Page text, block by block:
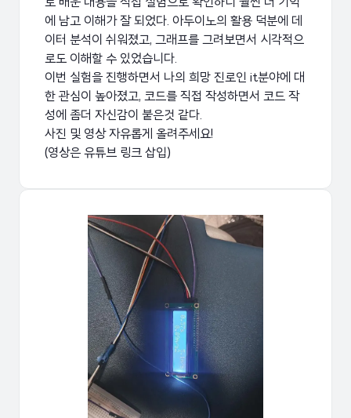
로 배운 내용을 직접 실험으로 확인하니 훨씬 더 기억
에 남고 이해가 잘 되었다. 아두이노의 활용 덕분에 데
이터 분석이 쉬워졌고, 그래프를 그려보면서 시각적으
로도 이해할 수 있었습니다.
이번 실험을 진행하면서 나의 희망 진로인 it분야에 대
한 관심이 높아졌고, 코드를 직접 작성하면서 코드 작
성에 좀더 자신감이 붙은것 같다.
사진 및 영상 자유롭게 올려주세요!
(영상은 유튜브 링크 삽입)